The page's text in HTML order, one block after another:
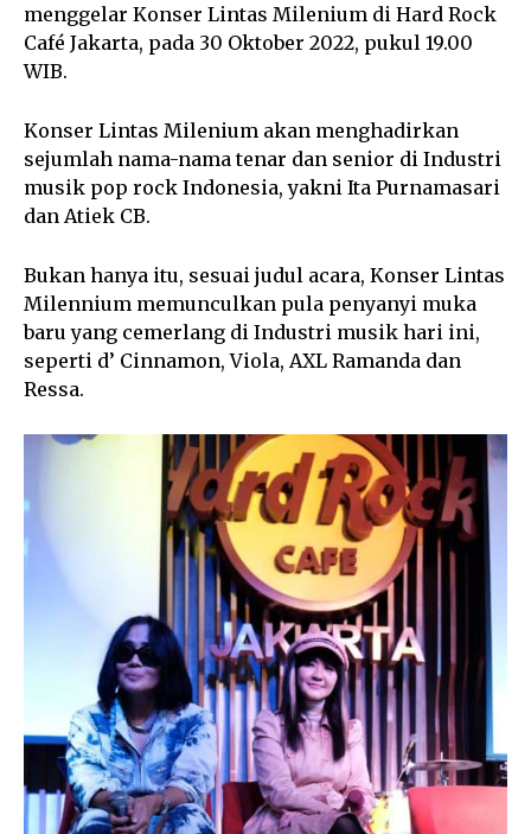
menggelar Konser Lintas Milenium di Hard Rock
Café Jakarta, pada 30 Oktober 2022, pukul 19.00
WIB.
Konser Lintas Milenium akan menghadirkan
sejumlah nama-nama tenar dan senior di Industri
musik pop rock Indonesia, yakni Ita Purnamasari
dan Atiek CB.
Bukan hanya itu, sesuai judul acara, Konser Lintas
Milennium memunculkan pula penyanyi muka
baru yang cemerlang di Industri musik hari ini,
seperti d’ Cinnamon, Viola, AXL Ramanda dan
Ressa.